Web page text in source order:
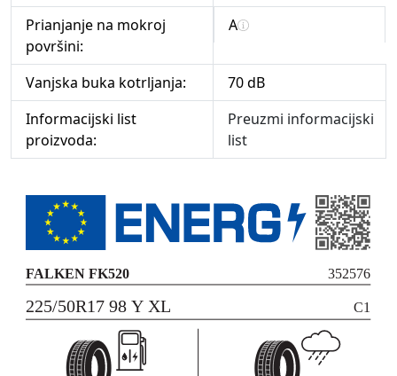
Prianjanje na mokroj
površini:
A
Vanjska buka kotrljanja:
70 dB
Informacijski list
proizvoda:
Preuzmi informacijski
list